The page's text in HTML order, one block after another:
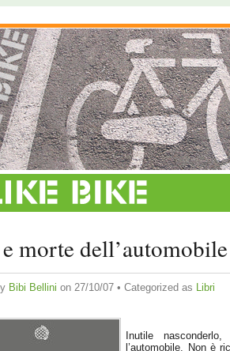
morte dell’automobile
Bibi Bellini on 27/10/07 • Categorized as Libri
Inutile
l’automobile. Non è